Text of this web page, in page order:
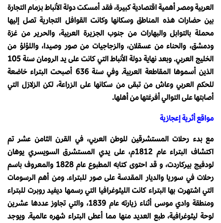
العربية ومصر أهمية اقتصادية كبيرة، فقد أمسكت دولة الأنباط بزمام التجارة
بين حضارات هذه المناطق وسكانها وكانت القوافل التجارية تصل إليها
محملة بالتوابل والبهارات من جنوب الجزيرة العربية، والحرير من غزة
ودمشق، والحناء من عسقلان، والزجاجيات من صور وصيدا، واللؤلؤ من
الخليج العربي. وبعد نهاية دولة الأنباط التي كانت على يد الرومان سنة 105
الذين أسموها المقاطعة العربية. وفي سنة 636 أصبحت البتراء خاضعة
للحكم العربي وعاش من تبقى من سكانها على الزراعة، لكن الزلازل التي
أصابتها على التوالي أفرغتها من أهلها.
مواقع أثرية إعجازية
مع بدء رحلات المستشرقين للوطن العربي، في القرن الثامن عشر تم
اكتشاف البتراء عام 1812م، على يدي المستشرق السويسري يوهان
لودفيج بيركاردت، و قد احتوى كتابه المطبوع عام 1828 والمعروف باسم
رحلات في سوريا والديار المقدسة على صور للبتراء. ومن أهم الرسومات
التي اشتهرت بها البتراء كانت الليثوغرافيا التي رسمها ديفيد روبرت للبتراء
ومنطقة وادي موسى أثناء زيارته عام 1839، والتي تجاوز عددها عشرين
لوحة ليثوغرافية، طبع العديد منها مما أعطى البتراء شهره عالمية. ويوجد